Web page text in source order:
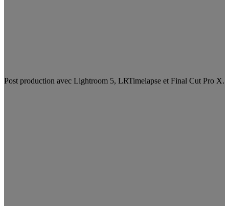
Post production avec Lightroom 5, LRTimelapse et Final Cut Pro X.